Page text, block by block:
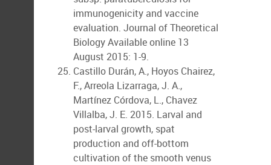
immunogenicity and vaccine
evaluation. Journal of Theoretical
Biology Available online 13
August 2015: 1-9.
Castillo Durán, A., Hoyos Chairez,
F., Arreola Lizarraga, J. A.,
Martínez Córdova, L., Chavez
Villalba, J. E. 2015. Larval and
post-larval growth, spat
production and off-bottom
cultivation of the smooth venus